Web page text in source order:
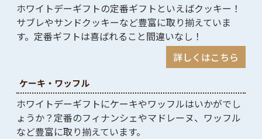
ホワイトデーギフトの定番ギフトといえばクッキー！
サブレやサンドクッキーなど豊富に取り揃えていま
す。定番ギフトは喜ばれること間違いなし！
詳しくはこちら
ケーキ・ワッフル
ホワイトデーギフトにケーキやワッフルはいかがでし
ょうか？定番のフィナンシェやマドレーヌ、ワッフル
など豊富に取り揃えています。